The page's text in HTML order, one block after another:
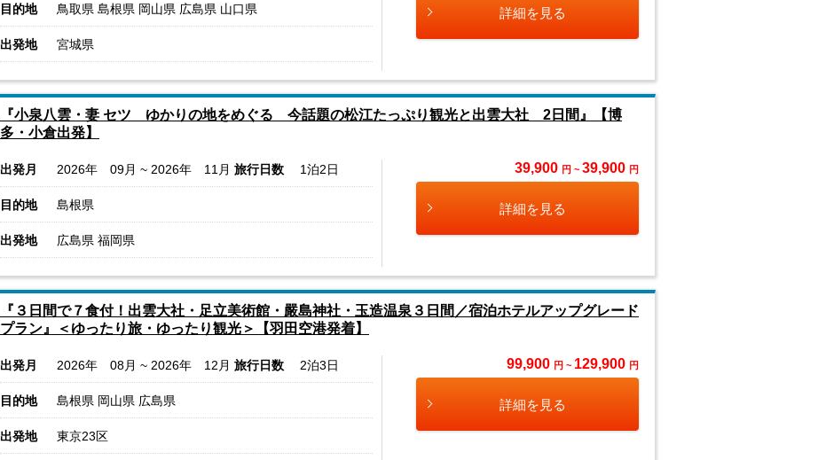
目的地 鳥取県 島根県 岡山県 広島県 山口県
出発地 宮城県
詳細を見る
『小泉八雲・妻 セツ ゆかりの地をめぐる 今話題の松江たっぷり観光と出雲大社 2日間』【博
多・小倉出発】
出発月 2026年 09月 ~ 2026年 11月 旅行日数 1泊2日
目的地 島根県
出発地 広島県 福岡県
39,900 円 ~ 39,900 円
詳細を見る
『３日間で７食付！出雲大社・足立美術館・嚴島神社・玉造温泉３日間／宿泊ホテルアップグレード
プラン』＜ゆったり旅・ゆったり観光＞【羽田空港発着】
出発月 2026年 08月 ~ 2026年 12月 旅行日数 2泊3日
目的地 島根県 岡山県 広島県
出発地 東京23区
99,900 円 ~ 129,900 円
詳細を見る